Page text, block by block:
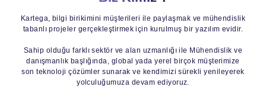
Kartega, bilgi birikimini müşterileri ile paylaşmak ve mühendislik
tabanlı projeler gerçekleştirmek için kurulmuş bir yazılım evidir.
Sahip olduğu farklı sektör ve alan uzmanlığı ile Mühendislik ve
danışmanlık başlığında, global yada yerel birçok müşterimize
son teknoloji çözümler sunarak ve kendimizi sürekli yenileyerek
yolculuğumuza devam ediyoruz.